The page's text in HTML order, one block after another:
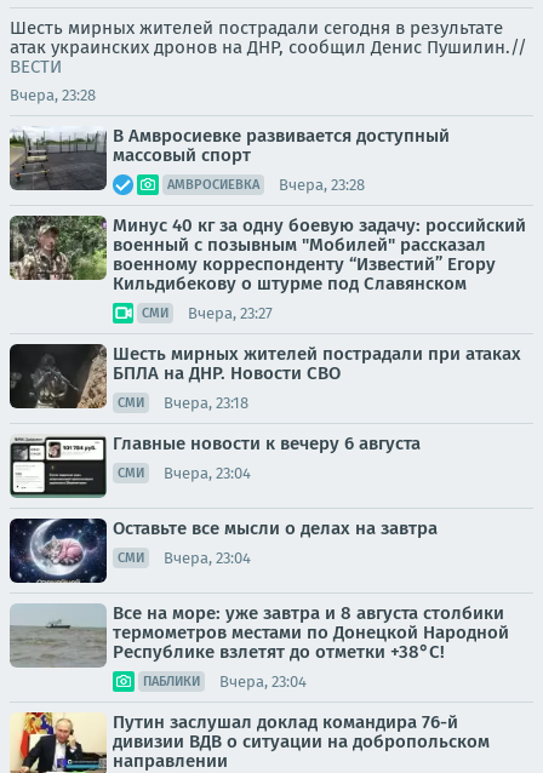
Шесть мирных жителей пострадали сегодня в результате
атак украинских дронов на ДНР, сообщил Денис Пушилин.//
ВЕСТИ
Вчера, 23:28
В Амвросиевке развивается доступный
массовый спорт
АМВРОСИЕВКА Вчера, 23:28
Минус 40 кг за одну боевую задачу: российский
военный с позывным "Мобилей" рассказал
военному корреспонденту “Известий” Егору
Кильдибекову о штурме под Славянском
СМИ Вчера, 23:27
Шесть мирных жителей пострадали при атаках
БПЛА на ДНР. Новости СВО
СМИ Вчера, 23:18
Главные новости к вечеру 6 августа
СМИ Вчера, 23:04
Оставьте все мысли о делах на завтра
СМИ Вчера, 23:04
Все на море: уже завтра и 8 августа столбики
термометров местами по Донецкой Народной
Республике взлетят до отметки +38°C!
ПАБЛИКИ Вчера, 23:04
Путин заслушал доклад командира 76-й
дивизии ВДВ о ситуации на добропольском
направлении